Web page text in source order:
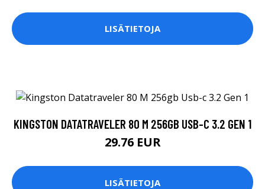
LISÄTIETOJA
KINGSTON DATATRAVELER 80 M 256GB USB-C 3.2 GEN 1
29.76 EUR
LISÄTIETOJA